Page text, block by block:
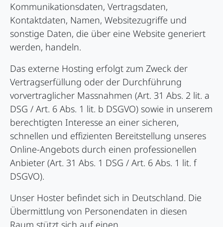
Kommunikationsdaten, Vertragsdaten,
Kontaktdaten, Namen, Websitezugriffe und
sonstige Daten, die über eine Website generiert
werden, handeln.
Das externe Hosting erfolgt zum Zweck der
Vertragserfüllung oder der Durchführung
vorvertraglicher Massnahmen (Art. 31 Abs. 2 lit. a
DSG / Art. 6 Abs. 1 lit. b DSGVO) sowie in unserem
berechtigten Interesse an einer sicheren,
schnellen und effizienten Bereitstellung unseres
Online-Angebots durch einen professionellen
Anbieter (Art. 31 Abs. 1 DSG / Art. 6 Abs. 1 lit. f
DSGVO).
Unser Hoster befindet sich in Deutschland. Die
Übermittlung von Personendaten in diesen